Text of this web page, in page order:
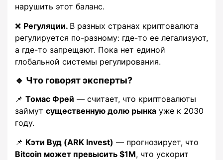
нарушить этот баланс.
❌ Регуляции. В разных странах криптовалюта
регулируется по-разному: где-то ее легализуют,
а где-то запрещают. Пока нет единой
глобальной системы регулирования.
🔹 Что говорят эксперты?
📌 Томас Фрей — считает, что криптовалюты
займут существенную долю рынка уже к 2030
году.
📌 Кэти Вуд (ARK Invest) — прогнозирует, что
Bitcoin может превысить $1M, что ускорит